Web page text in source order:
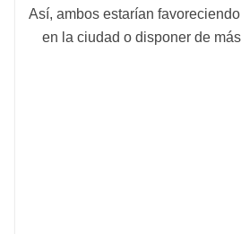
Así, ambos estarían
en la ciudad o disponer de